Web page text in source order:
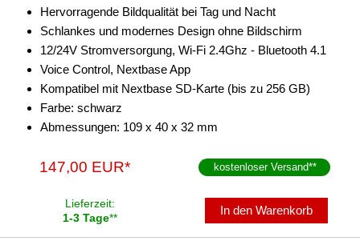
Hervorragende Bildqualität bei Tag und Nacht
Schlankes und modernes Design ohne Bildschirm
12/24V Stromversorgung, Wi-Fi 2.4Ghz - Bluetooth 4.1
Voice Control, Nextbase App
Kompatibel mit Nextbase SD-Karte (bis zu 256 GB)
Farbe: schwarz
Abmessungen: 109 x 40 x 32 mm
147,00 EUR* kostenloser Versand**
Lieferzeit:
1-3 Tage**
In den Warenkorb